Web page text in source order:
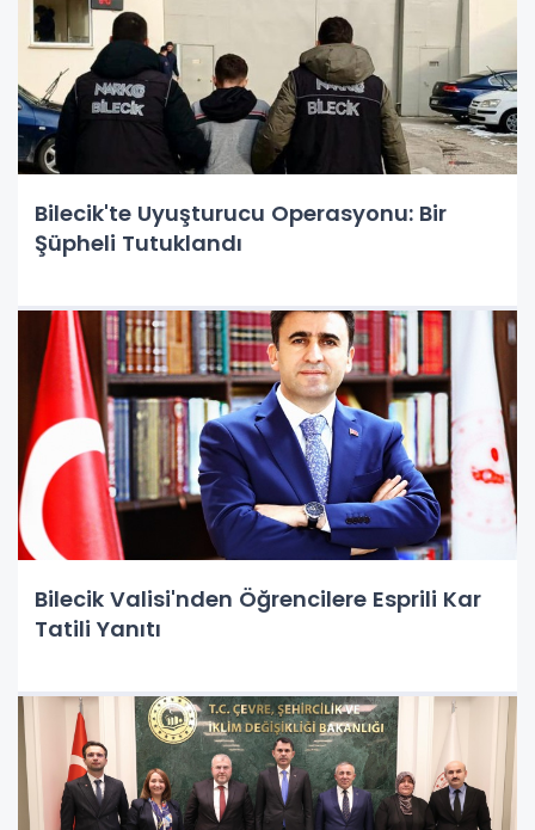
Bilecik'te Uyuşturucu Operasyonu: Bir
Şüpheli Tutuklandı
Bilecik Valisi'nden Öğrencilere Esprili Kar
Tatili Yanıtı